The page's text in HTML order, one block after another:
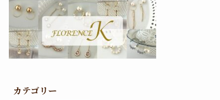
カテゴリー